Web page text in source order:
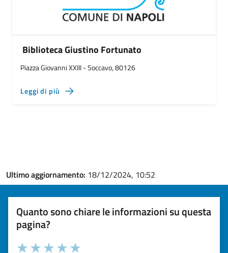
Biblioteca Giustino Fortunato
Piazza Giovanni XXIII - Soccavo, 80126
Leggi di più
Ultimo aggiornamento: 18/12/2024, 10:52
Quanto sono chiare le informazioni su questa
pagina?
Valuta la chiarezza delle informazioni (da 1 a 5 stelle)
Seleziona il numero di stelle per valutare la chiarezza delle